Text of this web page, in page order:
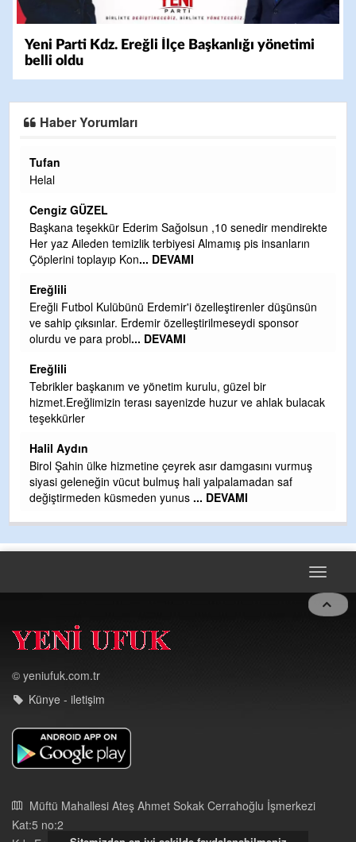
Yeni Parti Kdz. Ereğli İlçe Başkanlığı yönetimi
belli oldu
Haber Yorumları
Halil Aydın
Çırak ustasından öğrenir kısmet bağlamayı... Ben İbrahim
CEVDET YILMAZ
GULDERE DERE ÇALIŞMALARI, SEKIZ YIL ÖNCE ALKAYA
TARAFINDAN BAŞLATILDI, ETRASFINDA YERLEŞİM YERI
DEVAMI
Şaban yavuz
Mekanı cennet olsun kederli ailesine Rabbim Sabri Celil
Sebahattin özarslan
Günaydın hayırlı sabahlar dilerim
Hak hukuk adalet işte CHP Kemal Kılıçdaroğlu
Toggle
© yeniufuk.com.tr
Künye - iletişim
Müftü Mahallesi Ateş Ahmet Sokak Cerrahoğlu İşmerkezi
03723121008
eregliyeniufuk@gmail.com